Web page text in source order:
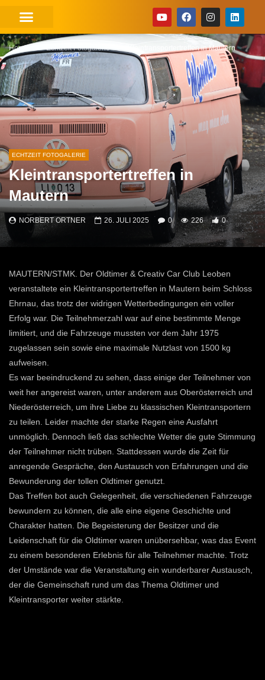
Home Echtzeit Fotogalerie Kleintransportertreffen in Mautern
ECHTZEIT FOTOGALERIE
Kleintransportertreffen in
Mautern
NORBERT ORTNER 26. JULI 2025 0 226 0
MAUTERN/STMK. Der Oldtimer & Creativ Car Club Leoben
veranstaltete ein Kleintransportertreffen in Mautern beim Schloss
Ehrnau, das trotz der widrigen Wetterbedingungen ein voller
Erfolg war. Die Teilnehmerzahl war auf eine bestimmte Menge
limitiert, und die Fahrzeuge mussten vor dem Jahr 1975
zugelassen sein sowie eine maximale Nutzlast von 1500 kg
aufweisen.
Es war beeindruckend zu sehen, dass einige der Teilnehmer von
weit her angereist waren, unter anderem aus Oberösterreich und
Niederösterreich, um ihre Liebe zu klassischen Kleintransportern
zu teilen. Leider machte der starke Regen eine Ausfahrt
unmöglich. Dennoch ließ das schlechte Wetter die gute Stimmung
der Teilnehmer nicht trüben. Stattdessen wurde die Zeit für
anregende Gespräche, den Austausch von Erfahrungen und die
Bewunderung der tollen Oldtimer genutzt.
Das Treffen bot auch Gelegenheit, die verschiedenen Fahrzeuge
bewundern zu können, die alle eine eigene Geschichte und
Charakter hatten. Die Begeisterung der Besitzer und die
Leidenschaft für die Oldtimer waren unübersehbar, was das Event
zu einem besonderen Erlebnis für alle Teilnehmer machte. Trotz
der Umstände war die Veranstaltung ein wunderbarer Austausch,
der die Gemeinschaft rund um das Thema Oldtimer und
Kleintransporter weiter stärkte.